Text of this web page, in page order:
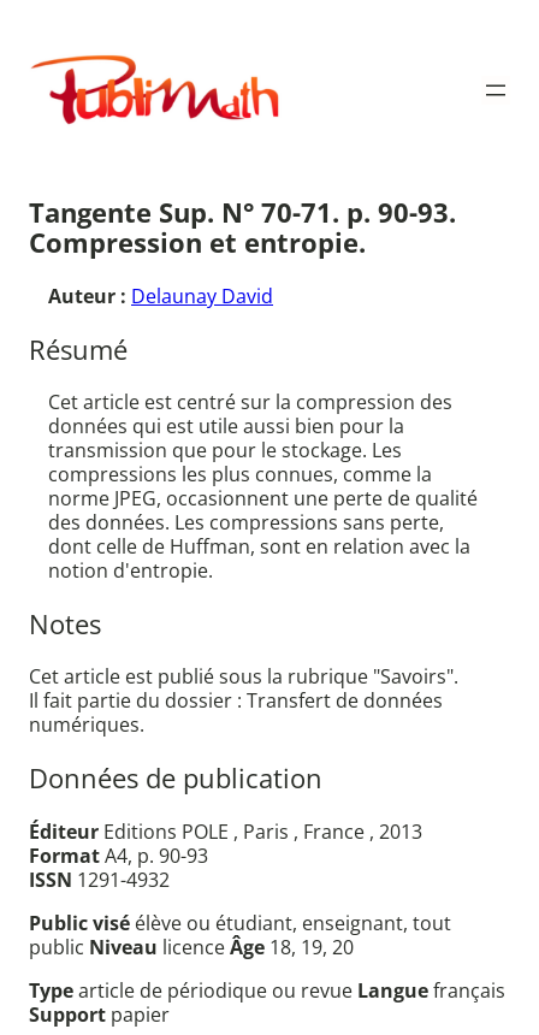
contenu
Publimath
Tangente Sup. N° 70-71. p. 90-93.
Compression et entropie.
Auteur : Delaunay David
Résumé
Cet article est centré sur la compression des
données qui est utile aussi bien pour la
transmission que pour le stockage. Les
compressions les plus connues, comme la
norme JPEG, occasionnent une perte de qualité
des données. Les compressions sans perte,
dont celle de Huffman, sont en relation avec la
notion d'entropie.
Notes
Cet article est publié sous la rubrique "Savoirs".
Il fait partie du dossier : Transfert de données
numériques.
Données de publication
Éditeur Editions POLE , Paris , France , 2013
FormatA4, p. 90-93
ISSN 1291-4932
Public visé élève ou étudiant, enseignant, tout
public Niveau licenceÂge 18, 19, 20
Typearticle de périodique ou revue Languefrançais
Support papier